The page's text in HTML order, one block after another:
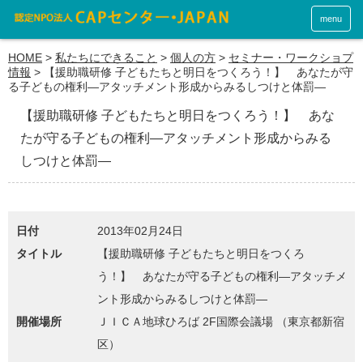
menu
HOME > 私たちにできること > 個人の方 > セミナー・ワークショプ
情報 >
【援助職研修 子どもたちと明日をつくろう！】 あなたが守
る子どもの権利―アタッチメント形成からみるしつけと体罰―
【援助職研修 子どもたちと明日をつくろう！】 あな
たが守る子どもの権利―アタッチメント形成からみる
しつけと体罰―
日付
2013年02月24日
タイトル
【援助職研修 子どもたちと明日をつくろ
う！】 あなたが守る子どもの権利―アタッチメ
ント形成からみるしつけと体罰―
開催場所
ＪＩＣＡ地球ひろば 2F国際会議場 （東京都新宿
区）